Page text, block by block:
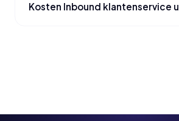
Kosten Inbound klantenservice